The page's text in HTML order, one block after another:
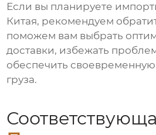
Если вы планируете
Китая, рекомендуем
поможем вам выбрать
доставки, избежать
обеспечить своевременную
груза.